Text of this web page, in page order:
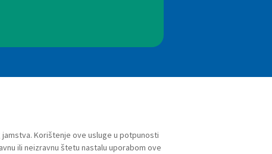
Korištenje ove usluge u potpunosti
ili neizravnu štetu nastalu uporabom ove